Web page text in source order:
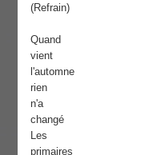
(Refrain)
Quand
vient
l'automne
rien
n'a
changé
Les
primaires